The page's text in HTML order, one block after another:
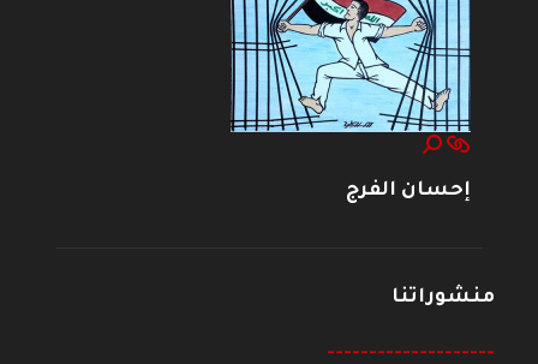
إحسان الفرج
منشوراتنا
--------------------